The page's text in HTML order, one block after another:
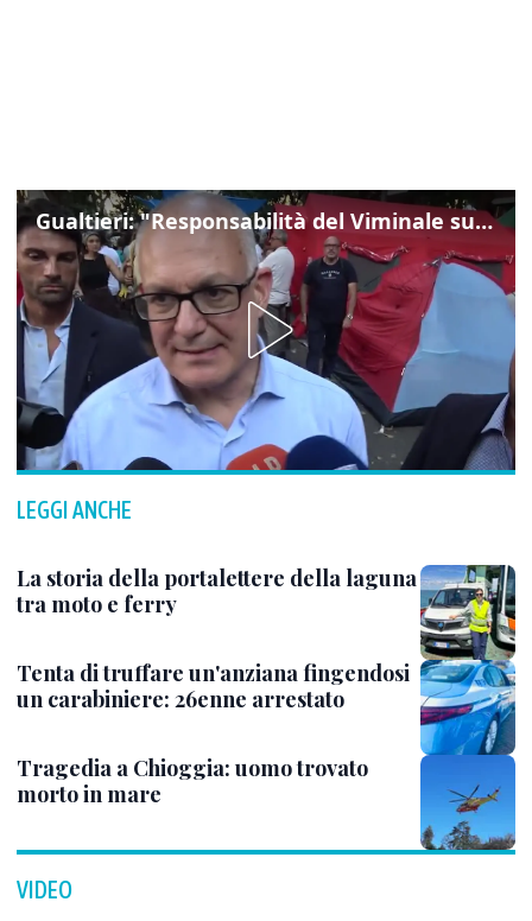
Gualtieri: "Responsabilità del Viminale su Spin Time? La posizione dei partiti è nota"
LEGGI ANCHE
La storia della portalettere della laguna
tra moto e ferry
Tenta di truffare un'anziana fingendosi
un carabiniere: 26enne arrestato
Tragedia a Chioggia: uomo trovato
morto in mare
VIDEO